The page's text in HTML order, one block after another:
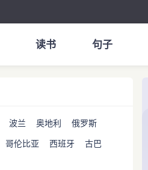
读书 句子
波兰 奥地利
俄罗斯
哥伦比亚 西班牙
古巴